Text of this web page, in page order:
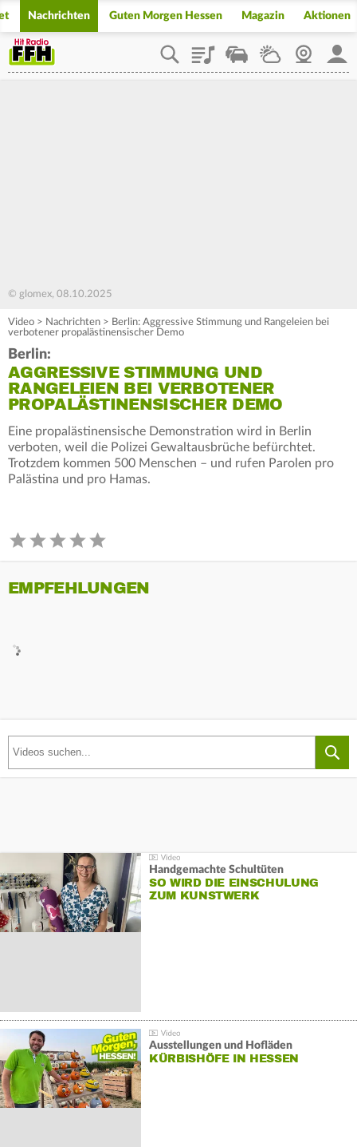
Nachrichten Guten Morgen Hessen Magazin Aktionen
PlaylistStaupilotWetterWebcam
© glomex, 08.10.2025
Video > Nachrichten > Berlin: Aggressive Stimmung und Rangeleien bei
verbotener propalästinensischer Demo
Berlin:
AGGRESSIVE STIMMUNG UND
RANGELEIEN BEI VERBOTENER
PROPALÄSTINENSISCHER DEMO
Eine propalästinensische Demonstration wird in Berlin
verboten, weil die Polizei Gewaltausbrüche befürchtet.
Trotzdem kommen 500 Menschen – und rufen Parolen pro
Palästina und pro Hamas.
EMPFEHLUNGEN
Handgemachte Schultüten
SO WIRD DIE EINSCHULUNG
ZUM KUNSTWERK
Ausstellungen und Hofläden
KÜRBISHÖFE IN HESSEN